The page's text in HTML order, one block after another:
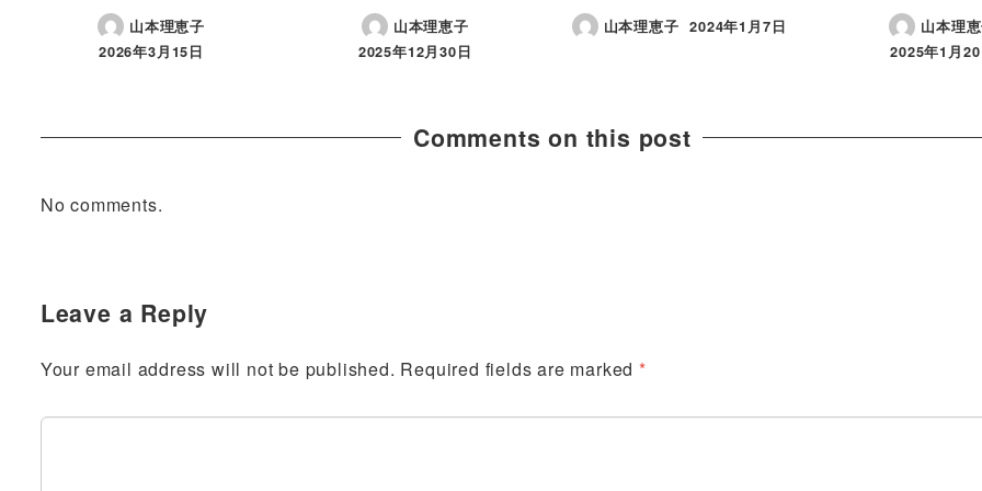
山本理恵子
2026年3月15日
山本理恵子
2025年12月30日
山本理恵子 2024年1月7日
山本理
2025年1月
Comments on this post
No comments.
Leave a Reply
Your email address will not be published. Required fields are marked*